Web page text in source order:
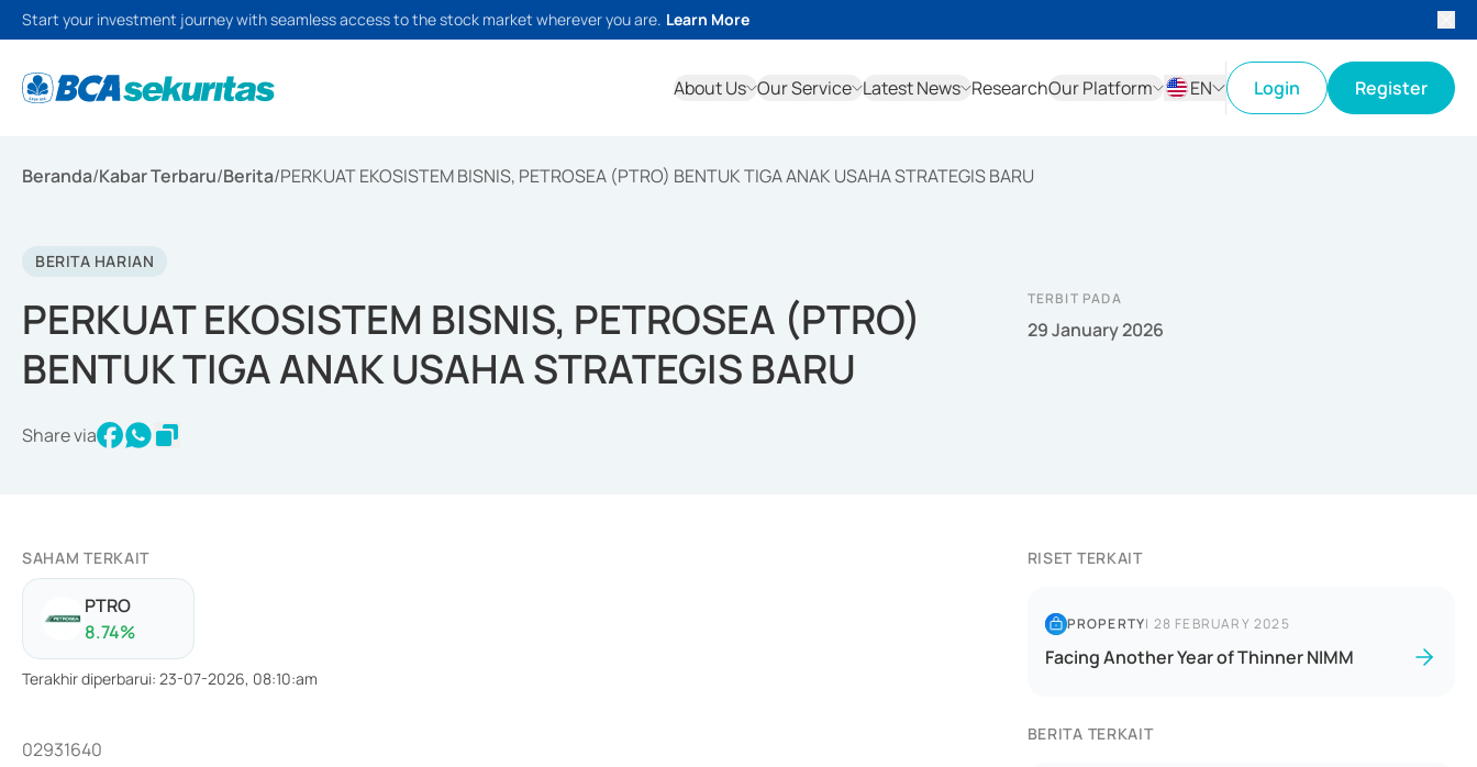
Start your investment journey with seamless access to the stock market wherever you are. Learn More
About Us Our Service Latest News ResearchOur Platform
EN
Login Register
Beranda/Kabar Terbaru/Berita/PERKUAT EKOSISTEM BISNIS, PETROSEA (PTRO) BENTUK TIGA ANAK USAHA STRATEGIS BARU
BERITA HARIAN
PERKUAT EKOSISTEM BISNIS, PETROSEA (PTRO)
BENTUK TIGA ANAK USAHA STRATEGIS BARU
Share via
TERBIT PADA
29 January 2026
SAHAM TERKAIT
PTRO
8.74%
Terakhir diperbarui: 23-07-2026, 08:10:am
02931640
RISET TERKAIT
PROPERTY| 28 FEBRUARY 2025
Facing Another Year of Thinner NIMM
BERITA TERKAIT